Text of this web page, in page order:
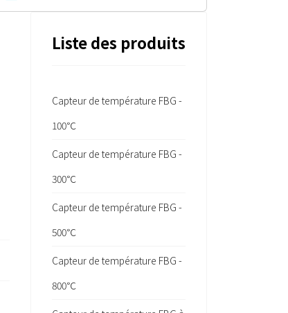
Liste des produits
Capteur de température FBG -
100℃
Capteur de température FBG -
300℃
Capteur de température FBG -
500℃
Capteur de température FBG -
800℃